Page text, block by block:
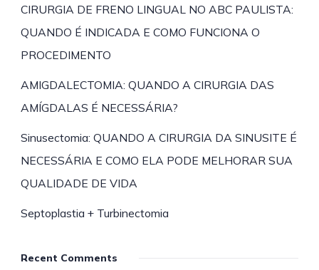
CIRURGIA DE FRENO LINGUAL NO ABC PAULISTA:
QUANDO É INDICADA E COMO FUNCIONA O
PROCEDIMENTO
AMIGDALECTOMIA: QUANDO A CIRURGIA DAS
AMÍGDALAS É NECESSÁRIA?
Sinusectomia: QUANDO A CIRURGIA DA SINUSITE É
NECESSÁRIA E COMO ELA PODE MELHORAR SUA
QUALIDADE DE VIDA
Septoplastia + Turbinectomia
Recent Comments